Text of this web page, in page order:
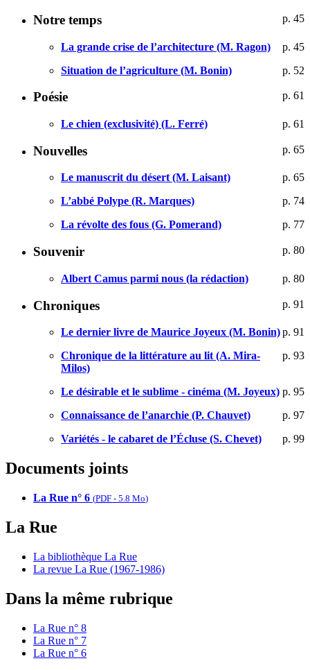
p. 45
Notre temps
p. 45
La grande crise de l’architecture (M. Ragon)
p. 52
Situation de l’agriculture (M. Bonin)
p. 61
Poésie
p. 61
Le chien (exclusivité) (L. Ferré)
p. 65
Nouvelles
p. 65
Le manuscrit du désert (M. Laisant)
p. 74
L’abbé Polype (R. Marques)
p. 77
La révolte des fous (G. Pomerand)
p. 80
Souvenir
p. 80
Albert Camus parmi nous (la rédaction)
p. 91
Chroniques
p. 91
Le dernier livre de Maurice Joyeux (M. Bonin)
p. 93
Chronique de la littérature au lit (A. Mira-
Milos)
p. 95
Le désirable et le sublime - cinéma (M. Joyeux)
p. 97
Connaissance de l’anarchie (P. Chauvet)
p. 99
Variétés - le cabaret de l’Écluse (S. Chevet)
Documents joints
La Rue n° 6 (PDF - 5.8 Mo)
La Rue
La bibliothèque La Rue
La revue La Rue (1967-1986)
Dans la même rubrique
La Rue n° 8
La Rue n° 7
La Rue n° 6